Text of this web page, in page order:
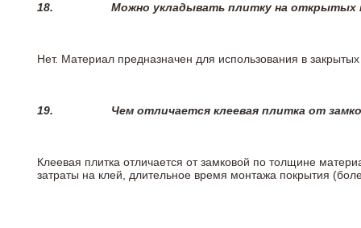
18. Можно укладывать плитку на открытых
Нет. Материал предназначен для использования в
19. Чем отличается клеевая плитка от
Клеевая плитка отличается от замковой по толщине
затраты на клей, длительное время монтажа покрытия